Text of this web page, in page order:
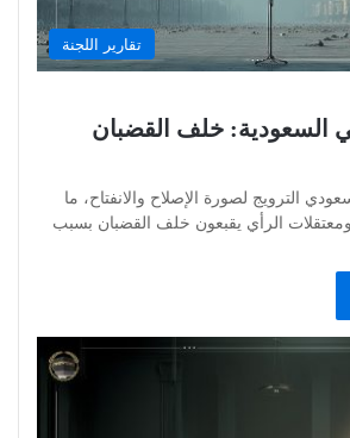
تقارير اللجنة
السعودية: خلف القضبان
الترويج لصورة الإصلاح والانفتاح، ما
الرأي يقبعون خلف القضبان بسبب